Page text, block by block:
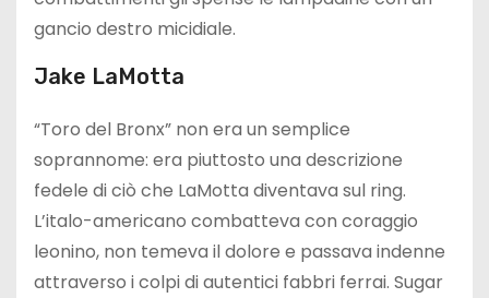
gancio destro micidiale.
Jake LaMotta
“Toro del Bronx” non era un semplice
soprannome: era piuttosto una descrizione
fedele di ciò che LaMotta diventava sul ring.
L’italo-americano combatteva con coraggio
leonino, non temeva il dolore e passava indenne
attraverso i colpi di autentici fabbri ferrai. Sugar